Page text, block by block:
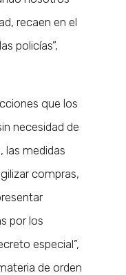
recaen en el
policías”,
que los
necesidad de
las medidas
compras,
por los
especial”,
de orden